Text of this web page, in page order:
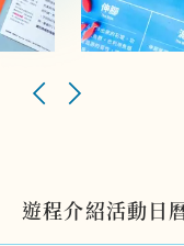
遊程介紹活動日